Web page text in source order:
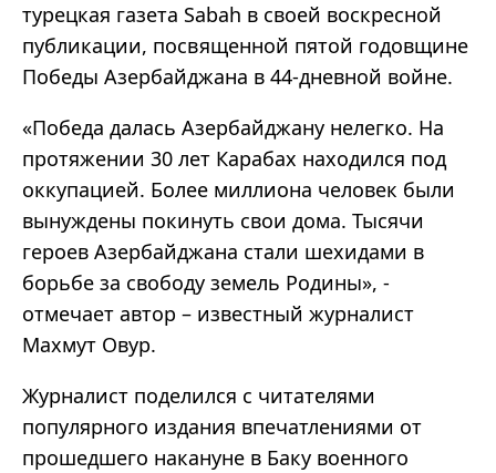
турецкая газета Sabah в своей воскресной
публикации, посвященной пятой годовщине
Победы Азербайджана в 44-дневной войне.
«Победа далась Азербайджану нелегко. На
протяжении 30 лет Карабах находился под
оккупацией. Более миллиона человек были
вынуждены покинуть свои дома. Тысячи
героев Азербайджана стали шехидами в
борьбе за свободу земель Родины», -
отмечает автор – известный журналист
Махмут Овур.
Журналист поделился с читателями
популярного издания впечатлениями от
прошедшего накануне в Баку военного